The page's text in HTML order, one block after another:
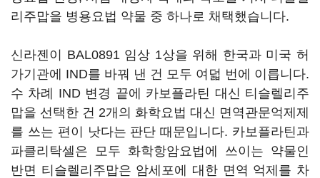
리주맙을 병용요법 약물 중 하나로 채택했습니다.
신라젠이 BAL0891 임상 1상을 위해 한국과 미국 허
가기관에 IND를 바꿔 낸 건 모두 여덟 번에 이릅니다.
수 차례 IND 변경 끝에 카보플라틴 대신 티슬렐리주
맙을 선택한 건 2개의 화학요법 대신 면역관문억제제
를 쓰는 편이 낫다는 판단 때문입니다. 카보플라틴과
파클리탁셀은 모두 화학항암요법에 쓰이는 약물인
반면 티슬렐리주맙은 암세포에 대한 면역 억제를 차